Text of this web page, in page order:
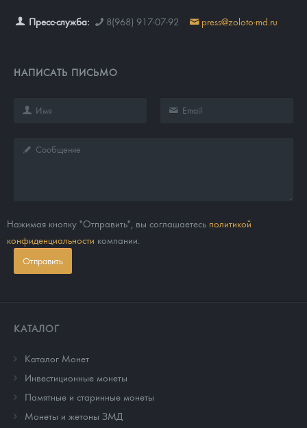
Пресс-служба: 8(968) 917-07-92 press@zoloto-md.ru
НАПИСАТЬ ПИСЬМО
Нажимая кнопку "Отправить", вы соглашаетесь политикой
конфиденциальности компании.
Отправить
КАТАЛОГ
Каталог Монет
Инвестиционные монеты
Памятные и старинные монеты
Монеты и жетоны ЗМД